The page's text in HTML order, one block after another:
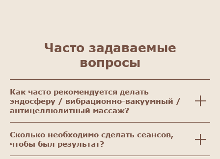
Часто задаваемые
вопросы
Как часто рекомендуется делать
эндосферу / вибрационно-вакуумный /
антицеллюлитный массаж?
Сколько необходимо сделать сеансов,
чтобы был результат?